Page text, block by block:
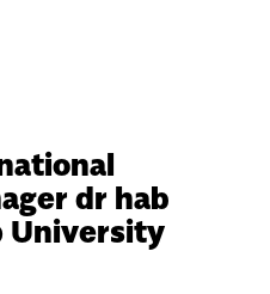
dr hab
University